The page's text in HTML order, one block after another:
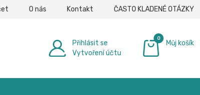
O nás Kontakt ČASTO KLADENÉ OTÁZKY
Přihlásit se
Vytvoření účtu
0
Můj košík